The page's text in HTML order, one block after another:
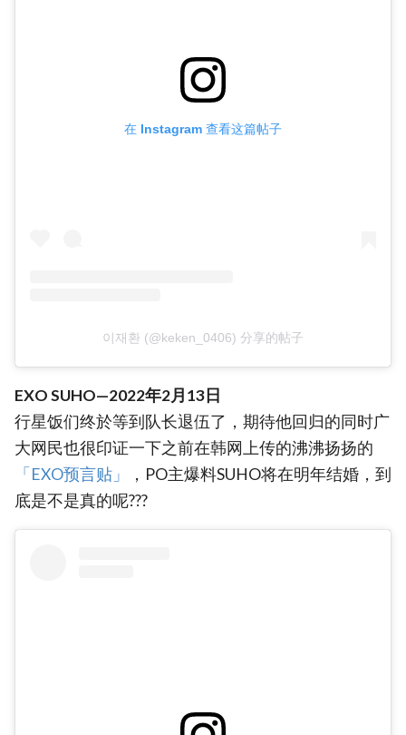
在 Instagram 查看这篇帖子
이재환 (@keken_0406) 分享的帖子
EXO SUHO—2022年2月13日
行星饭们终於等到队长退伍了，期待他回归的同时广
大网民也很印证一下之前在韩网上传的沸沸扬扬的
「EXO预言贴」
，PO主爆料SUHO将在明年结婚，到
底是不是真的呢???